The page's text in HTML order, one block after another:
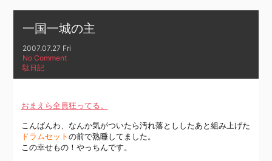
一国一城の主
2007.07.27 Fri
No Comment
駄日記
おまえら全員狂ってる。
こんばんわ、なんか気がついたら汚れ落とししたあと組み上げた
ドラムセットの前で熟睡してました。
この幸せもの！やっちんです。